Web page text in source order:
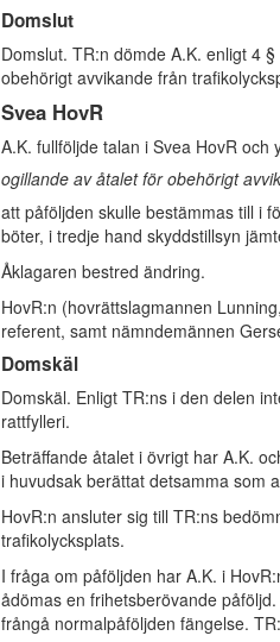
Domslut
Domslut. TR:n dömde A.K. enligt 4
obehörigt avvikande från
Svea HovR
A.K. fullföljde talan i Svea HovR och
ogillande av åtalet för obehörigt
att påföljden skulle bestämmas till i
böter, i tredje hand skyddstillsyn
Åklagaren bestred ändring.
HovR:n (hovrättslagmannen
referent, samt nämndemännen
Domskäl
Domskäl. Enligt TR:ns i den delen
rattfylleri.
Beträffande åtalet i övrigt har A.K.
i huvudsak berättat detsamma som
HovR:n ansluter sig till TR:ns
trafikolycksplats.
I fråga om påföljden har A.K. i
ådömas en frihetsberövande
frångå normalpåföljden fängelse.